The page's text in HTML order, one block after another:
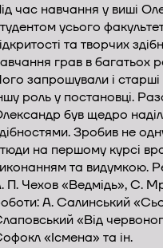
час навчання у виші
усього
та творчих
грав в багатьох
запрошували і
роль у постановці.
був щедро
Зробив не
на першому курсі
та видумкою.
П. Чехов «Ведмідь», С.
А. Салинський
«Від
«Ісмена» та ін.